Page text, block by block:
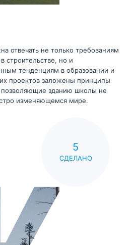
отвечать не только требованиям
строительстве, но и
тенденциям в образовании и
проектов заложены принципы
позволяющие зданию школы не
изменяющемся мире.
5
СДЕЛАНО